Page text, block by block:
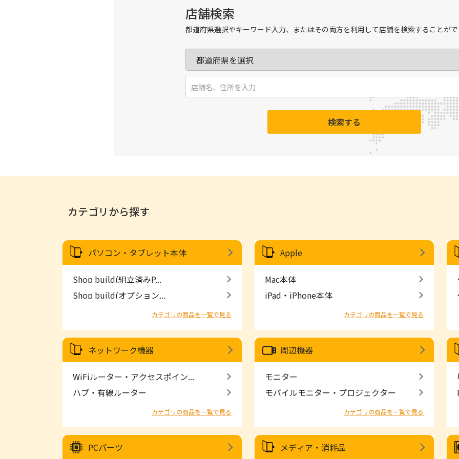
店舗検索
都道府県選択やキーワード入力、またはその両方を利用して店舗を検索することが
検索する
カテゴリから探す
パソコン・タブレット本体
Shop build(組立済みP...
Shop build(オプション...
カテゴリの商品を一覧で見る
Apple
Mac本体
iPad・iPhone本体
カテゴリの商品を一覧で見る
ネットワーク機器
WiFiルーター・アクセスポイン...
ハブ・有線ルーター
カテゴリの商品を一覧で見る
周辺機器
モニター
モバイルモニター・プロジェクター
カテゴリの商品を一覧で見る
PCパーツ メディア・消耗品